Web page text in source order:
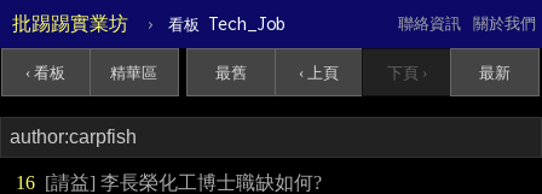
批踢踢實業坊 › 看板 Tech_Job 關於我們
聯絡資訊
‹ 看板 精華區 最舊 ‹ 上頁 下頁 › 最新
16 [請益] 李長榮化工博士職缺如何?